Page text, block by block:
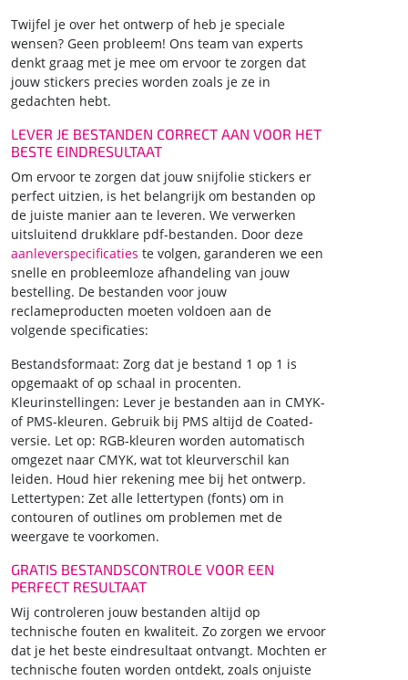
Twijfel je over het ontwerp of heb je speciale
wensen? Geen probleem! Ons team van experts
denkt graag met je mee om ervoor te zorgen dat
jouw stickers precies worden zoals je ze in
gedachten hebt.
LEVER JE BESTANDEN CORRECT AAN VOOR HET
BESTE EINDRESULTAAT
Om ervoor te zorgen dat jouw snijfolie stickers er
perfect uitzien, is het belangrijk om bestanden op
de juiste manier aan te leveren. We verwerken
uitsluitend drukklare pdf-bestanden. Door deze
aanleverspecificaties te volgen, garanderen we een
snelle en probleemloze afhandeling van jouw
bestelling. De bestanden voor jouw
reclameproducten moeten voldoen aan de
volgende specificaties:
Bestandsformaat: Zorg dat je bestand 1 op 1 is
opgemaakt of op schaal in procenten.
Kleurinstellingen: Lever je bestanden aan in CMYK-
of PMS-kleuren. Gebruik bij PMS altijd de Coated-
versie. Let op: RGB-kleuren worden automatisch
omgezet naar CMYK, wat tot kleurverschil kan
leiden. Houd hier rekening mee bij het ontwerp.
Lettertypen: Zet alle lettertypen (fonts) om in
contouren of outlines om problemen met de
weergave te voorkomen.
GRATIS BESTANDSCONTROLE VOOR EEN
PERFECT RESULTAAT
Wij controleren jouw bestanden altijd op
technische fouten en kwaliteit. Zo zorgen we ervoor
dat je het beste eindresultaat ontvangt. Mochten er
technische fouten worden ontdekt, zoals onjuiste